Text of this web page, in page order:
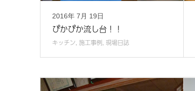
2016年 7月 19日
ぴかぴか流し台！！
キッチン, 施工事例, 現場日誌